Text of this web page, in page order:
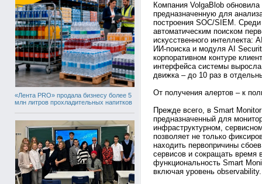
«Лента PRO» продала бизнесу более 5
млн литров прохладительных напитков
Компания VolgaBlob
предназначенную для
построения SOC/SIEM.
автоматическим поиском
искусственного интеллекта:
ИИ-поиска и модуля AI
корпоративном контуре
интерфейса системы выросла
движка – до 10 раз в
От получения алертов – к
Прежде всего, в Smart
предназначенный для
инфраструктурном,
позволяет не только
находить первопричины
сервисов и сокращать
функциональность Smart
включая уровень observability.